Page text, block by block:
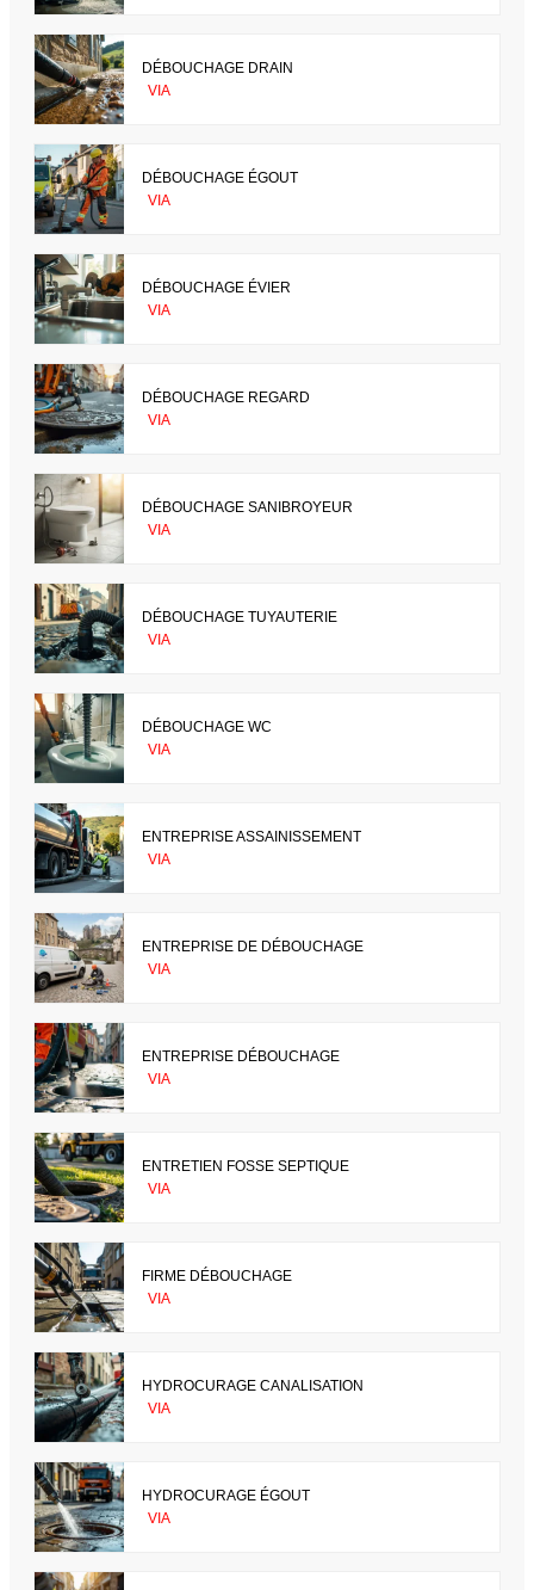
DÉBOUCHAGE DRAIN
VIA
DÉBOUCHAGE ÉGOUT
VIA
DÉBOUCHAGE ÉVIER
VIA
DÉBOUCHAGE REGARD
VIA
DÉBOUCHAGE SANIBROYEUR
VIA
DÉBOUCHAGE TUYAUTERIE
VIA
DÉBOUCHAGE WC
VIA
ENTREPRISE ASSAINISSEMENT
VIA
ENTREPRISE DE DÉBOUCHAGE
VIA
ENTREPRISE DÉBOUCHAGE
VIA
ENTRETIEN FOSSE SEPTIQUE
VIA
FIRME DÉBOUCHAGE
VIA
HYDROCURAGE CANALISATION
VIA
HYDROCURAGE ÉGOUT
VIA